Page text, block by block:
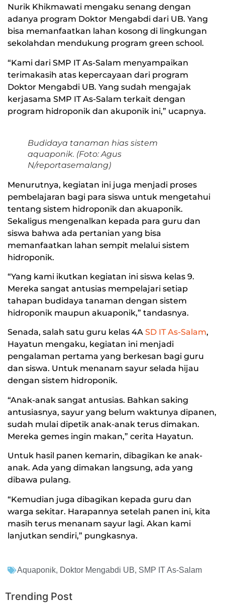
Nurik Khikmawati mengaku senang dengan
adanya program Doktor Mengabdi dari UB. Yang
bisa memanfaatkan lahan kosong di lingkungan
sekolahdan mendukung program green school.
“Kami dari SMP IT As-Salam menyampaikan
terimakasih atas kepercayaan dari program
Doktor Mengabdi UB. Yang sudah mengajak
kerjasama SMP IT As-Salam terkait dengan
program hidroponik dan akuponik ini,” ucapnya.
Budidaya tanaman hias sistem
aquaponik. (Foto: Agus
N/reportasemalang)
Menurutnya, kegiatan ini juga menjadi proses
pembelajaran bagi para siswa untuk mengetahui
tentang sistem hidroponik dan akuaponik.
Sekaligus mengenalkan kepada para guru dan
siswa bahwa ada pertanian yang bisa
memanfaatkan lahan sempit melalui sistem
hidroponik.
“Yang kami ikutkan kegiatan ini siswa kelas 9.
Mereka sangat antusias mempelajari setiap
tahapan budidaya tanaman dengan sistem
hidroponik maupun akuaponik,” tandasnya.
Senada, salah satu guru kelas 4A SD IT As-Salam,
Hayatun mengaku, kegiatan ini menjadi
pengalaman pertama yang berkesan bagi guru
dan siswa. Untuk menanam sayur selada hijau
dengan sistem hidroponik.
“Anak-anak sangat antusias. Bahkan saking
antusiasnya, sayur yang belum waktunya dipanen,
sudah mulai dipetik anak-anak terus dimakan.
Mereka gemes ingin makan,” cerita Hayatun.
Untuk hasil panen kemarin, dibagikan ke anak-
anak. Ada yang dimakan langsung, ada yang
dibawa pulang.
“Kemudian juga dibagikan kepada guru dan
warga sekitar. Harapannya setelah panen ini, kita
masih terus menanam sayur lagi. Akan kami
lanjutkan sendiri,” pungkasnya.
Aquaponik, Doktor Mengabdi UB, SMP IT As-Salam
Trending Post